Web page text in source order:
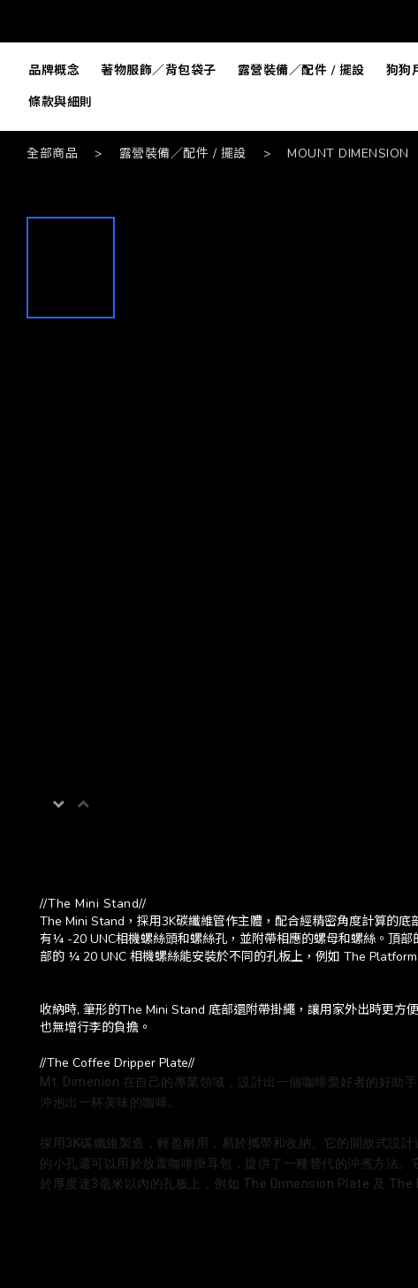
品牌概念 著物服飾／背包袋子 露營裝備／配件 / 擺設
狗狗
條款與細則
全部商品 > 露營裝備／配件 / 擺設 > MOUNT DIMENSION
//The Mini Stand//
The Mini Stand，採用3K碳纖維管作主體，配合經精密角度計算的
有¼ -20 UNC相機螺絲頭和螺絲孔，並附帶相應的螺母和螺絲。頂
部的 ¼ 20 UNC 相機螺絲能安裝於不同的孔板上，例如 The
收納時, 筆形的The Mini Stand 底部還附帶掛繩，讓用家外出時更方
也無增行李的負擔。
//The Coffee Dripper Plate//
Mt. Dimenion 在自己的專業領域，設計出一個咖啡愛好者的好助
沖泡出一杯美味的咖啡。
採用3K碳纖維製造，輕盈耐用，易於攜帶和收納。它的開放式設
的小孔還可以用於放置咖啡掛耳包，提供了一種替代的沖煮方法
於厚度達3毫米以內的孔板上，例如 The Dimension Plate 及